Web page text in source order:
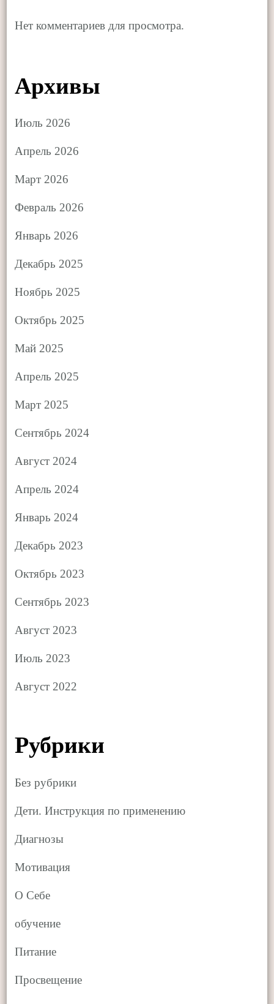
Нет комментариев для просмотра.
Архивы
Июль 2026
Апрель 2026
Март 2026
Февраль 2026
Январь 2026
Декабрь 2025
Ноябрь 2025
Октябрь 2025
Май 2025
Апрель 2025
Март 2025
Сентябрь 2024
Август 2024
Апрель 2024
Январь 2024
Декабрь 2023
Октябрь 2023
Сентябрь 2023
Август 2023
Июль 2023
Август 2022
Рубрики
Без рубрики
Дети. Инструкция по применению
Диагнозы
Мотивация
О Себе
обучение
Питание
Просвещение